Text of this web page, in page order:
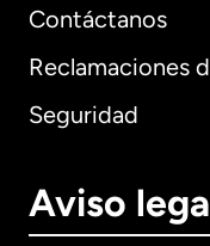
Contáctanos
Reclamaciones
Seguridad
Aviso